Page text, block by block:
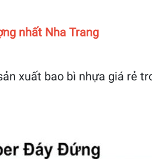
nhất Nha Trang
xuất bao bì nhựa giá rẻ